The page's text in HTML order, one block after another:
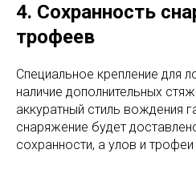
4. Сохранность
трофеев
Специальное крепление для
наличие дополнительных
аккуратный стиль вождения
снаряжение будет
сохранности, а улов и